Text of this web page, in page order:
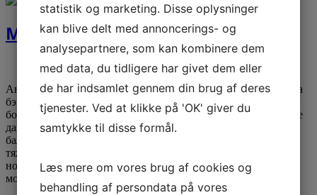
Максим Криппа
Posted bydublet
Аналогично, двойной удар в бейсболе иногда называют “два
бэггера”. Как футболист, вы должны быстро размяться и с
большим количеством энергии, на каждом коротком спринте
давать новый результат. Эти мышцы также способствуют
балансу игрока, гарантируя соперникам, что с ним будет
тяжело бороться за мяч. Хорошо натренированные мышцы
ног также помогают увеличить способность прыгать, что
может пригодиться […]
statistik og marketing. Disse oplysninger
kan blive delt med annoncerings- og
analysepartnere, som kan kombinere dem
med data, du tidligere har givet dem eller
de har indsamlet gennem din brug af deres
tjenester. Ved at klikke på 'OK' giver du
samtykke til disse formål.
Læs mere om vores brug af cookies og
behandling af persondata på vores